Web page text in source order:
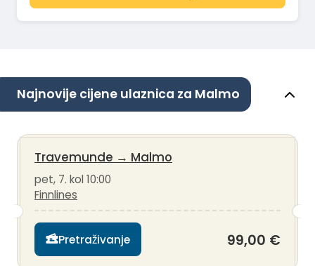
Najnovije cijene ulaznica za Malmo
Travemunde → Malmo
pet, 7. kol 10:00
Finnlines
Pretraživanje 99,00 €